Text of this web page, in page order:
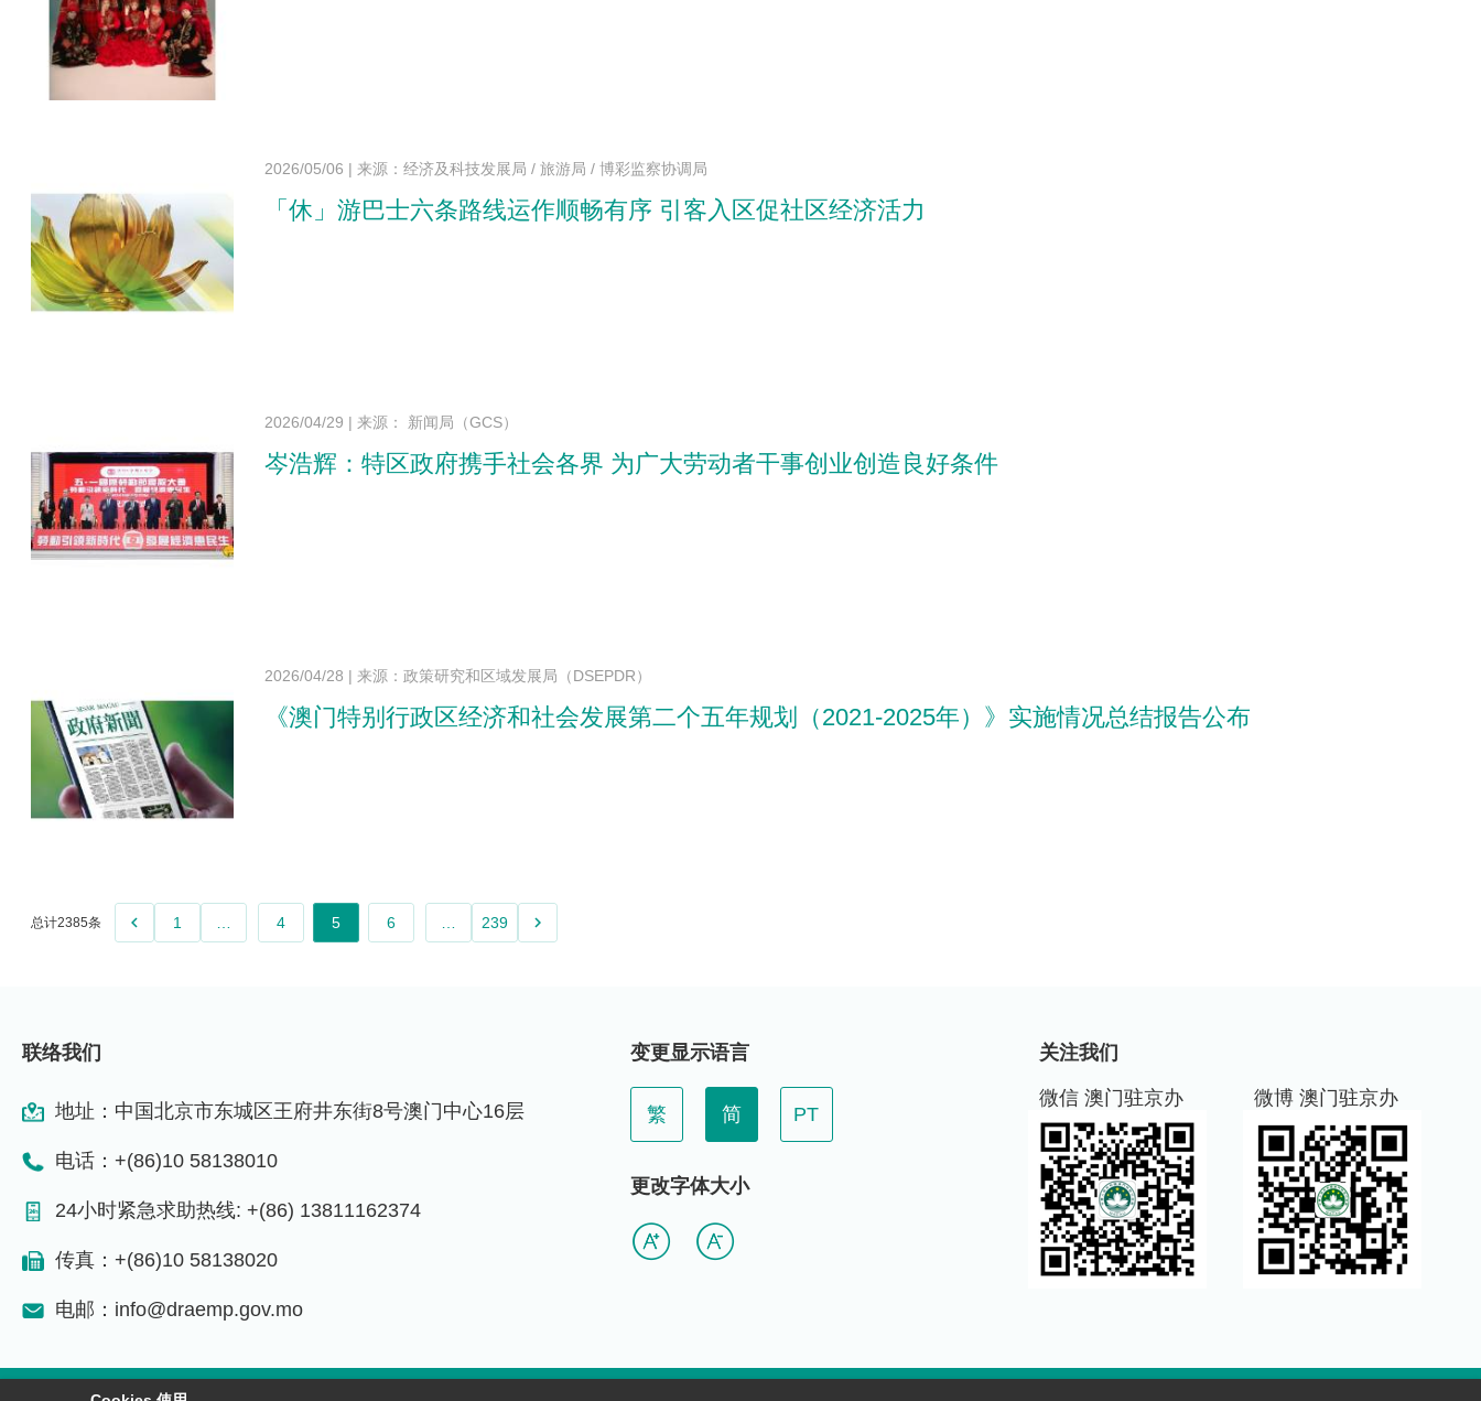
2026/05/06 | 来源：经济及科技发展局 / 旅游局 / 博彩监察协调局
「休」游巴士六条路线运作顺畅有序 引客入区促社区经济活力
2026/04/29 | 来源： 新闻局（GCS）
岑浩辉：特区政府携手社会各界 为广大劳动者干事创业创造良好条件
2026/04/28 | 来源：政策研究和区域发展局（DSEPDR）
《澳门特别行政区经济和社会发展第二个五年规划（2021-2025年）》实施情况总结报告公布
总计2385条 keyboard_arrow_left 1 4 5 6 239 keyboard_arrow_right
联络我们
地址：中国北京市东城区王府井东街8号澳门中心16层
电话：+(86)10 58138010
24小时紧急求助热线: +(86) 13811162374
传真：+(86)10 58138020
电邮：info@draemp.gov.mo
变更显示语言
繁 简 PT
更改字体大小
关注我们
微信 澳门驻京办 微博 澳门驻京办